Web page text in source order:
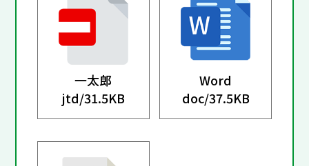
一太郎
jtd/31.5KB
Word
doc/37.5KB